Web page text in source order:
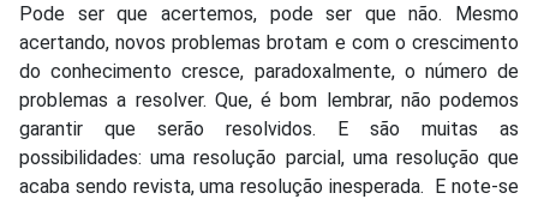
Pode ser que acertemos, pode ser que não. Mesmo
acertando, novos problemas brotam e com o crescimento
do conhecimento cresce, paradoxalmente, o número de
problemas a resolver. Que, é bom lembrar, não podemos
garantir que serão resolvidos. E são muitas as
possibilidades: uma resolução parcial, uma resolução que
acaba sendo revista, uma resolução inesperada. E note-se